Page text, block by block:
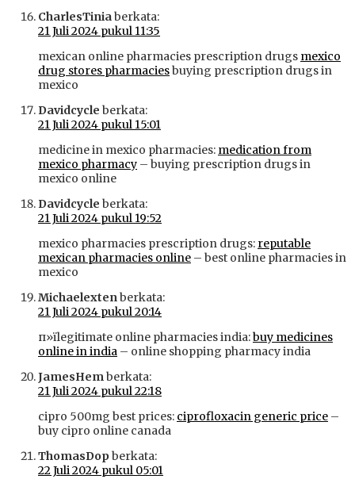
CharlesTiniaberkata:
21 Juli 2024 pukul 11:35
mexican online pharmacies prescription drugs mexico
drug stores pharmaciesbuying prescription drugs in
mexico
Davidcycle berkata:
21 Juli 2024 pukul 15:01
medicine in mexico pharmacies: medication from
mexico pharmacy – buying prescription drugs in
mexico online
Davidcycle berkata:
21 Juli 2024 pukul 19:52
mexico pharmacies prescription drugs: reputable
mexican pharmacies online – best online pharmacies in
mexico
Michaelextenberkata:
21 Juli 2024 pukul 20:14
п»їlegitimate online pharmacies india:buy medicines
online in india – online shopping pharmacy india
JamesHemberkata:
21 Juli 2024 pukul 22:18
cipro 500mg best prices: ciprofloxacin generic price –
buy cipro online canada
ThomasDopberkata:
22 Juli 2024 pukul 05:01